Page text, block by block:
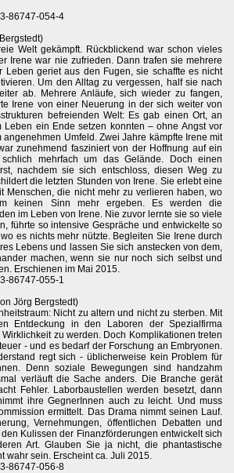
86747-054-4
Welt gekämpft. Rückblickend war schon vieles
Irene war nie zufrieden. Dann trafen sie mehrere
Leben geriet aus den Fugen, sie schaffte es nicht
Um den Alltag zu vergessen, half sie nach
ab. Mehrere Anläufe, sich wieder zu fangen,
Irene von einer Neuerung in der sich weiter von
befreienden Welt: Es gab einen Ort, an
Leben ein Ende setzen konnten – ohne Angst vor
Umfeld. Zwei Jahre kämpfte Irene mit
zunehmend fasziniert von der Hoffnung auf ein
mehrfach um das Gelände. Doch einen
nachdem sie sich entschloss, diesen Weg zu
die letzten Stunden von Irene. Sie erlebt eine
Menschen, die nicht mehr zu verlieren haben, wo
keinen Sinn mehr ergeben. Es werden die
im Leben von Irene. Nie zuvor lernte sie so viele
führte so intensive Gespräche und entwickelte so
es nichts mehr nützte. Begleiten Sie Irene durch
Lebens und lassen Sie sich anstecken von dem,
machen, wenn sie nur noch sich selbst und
Erschienen im Mai 2015.
86747-055-1
Jörg Bergstedt)
Nicht zu altern und nicht zu sterben. Mit
Entdeckung in den Laboren der Spezialfirma
zu werden. Doch Komplikationen treten
- und es bedarf der Forschung an Embryonen.
regt sich - üblicherweise kein Problem für
Denn soziale Bewegungen sind handzahm
verläuft die Sache anders. Die Branche gerät
Fehler. Laborbaustellen werden besetzt, dann
ihre GegnerInnen auch zu leicht. Und muss
ermittelt. Das Drama nimmt seinen Lauf.
Vernehmungen, öffentlichen Debatten und
Kulissen der Finanzförderungen entwickelt sich
Art. Glauben Sie ja nicht, die phantastische
wahr sein. Erscheint ca. Juli 2015.
86747-056-8